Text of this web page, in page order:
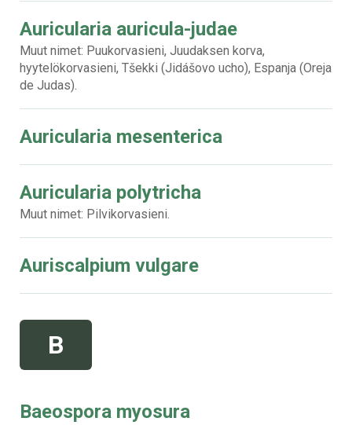
Auricularia auricula-judae
Muut nimet: Puukorvasieni, Juudaksen korva,
hyytelökorvasieni, Tšekki (Jidášovo ucho), Espanja (Oreja
de Judas).
Auricularia mesenterica
Auricularia polytricha
Muut nimet: Pilvikorvasieni.
Auriscalpium vulgare
B
Baeospora myosura